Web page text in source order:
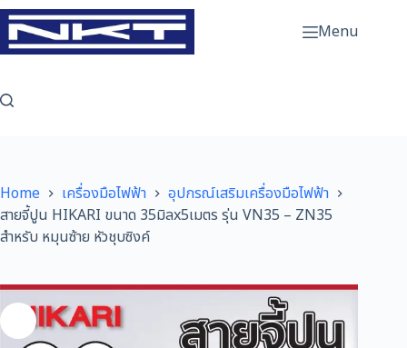
Skip
to
content
Menu
Home เครื่องมือไฟฟ้า
อุปกรณ์เสริมเครื่องมือไฟฟ้า
สายจี้ปูน HIKARI ขนาด 35มิลx5เมตร รุ่น VN35 – ZN35
สำหรับ หมุนซ้าย หัวชุบซิงค์